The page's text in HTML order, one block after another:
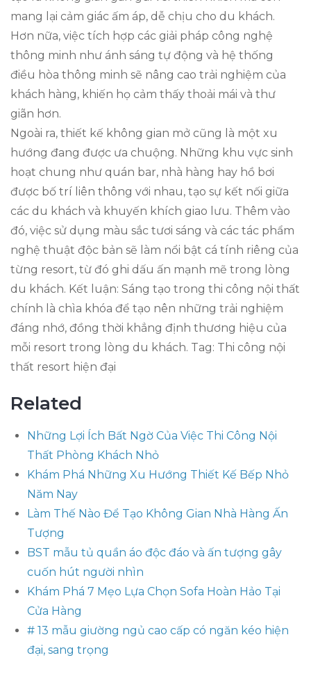
mang lại cảm giác ấm áp, dễ chịu cho du khách.
Hơn nữa, việc tích hợp các giải pháp công nghệ
thông minh như ánh sáng tự động và hệ thống
điều hòa thông minh sẽ nâng cao trải nghiệm của
khách hàng, khiến họ cảm thấy thoải mái và thư
giãn hơn.
Ngoài ra, thiết kế không gian mở cũng là một xu
hướng đang được ưa chuộng. Những khu vực sinh
hoạt chung như quán bar, nhà hàng hay hồ bơi
được bố trí liên thông với nhau, tạo sự kết nối giữa
các du khách và khuyến khích giao lưu. Thêm vào
đó, việc sử dụng màu sắc tươi sáng và các tác phẩm
nghệ thuật độc bản sẽ làm nổi bật cá tính riêng của
từng resort, từ đó ghi dấu ấn mạnh mẽ trong lòng
du khách. Kết luận: Sáng tạo trong thi công nội thất
chính là chìa khóa để tạo nên những trải nghiệm
đáng nhớ, đồng thời khẳng định thương hiệu của
mỗi resort trong lòng du khách. Tag: Thi công nội
thất resort hiện đại
Related
Những Lợi Ích Bất Ngờ Của Việc Thi Công Nội
Thất Phòng Khách Nhỏ
Khám Phá Những Xu Hướng Thiết Kế Bếp Nhỏ
Năm Nay
Làm Thế Nào Để Tạo Không Gian Nhà Hàng Ấn
Tượng
BST mẫu tủ quần áo độc đáo và ấn tượng gây
cuốn hút người nhìn
Khám Phá 7 Mẹo Lựa Chọn Sofa Hoàn Hảo Tại
Cửa Hàng
# 13 mẫu giường ngủ cao cấp có ngăn kéo hiện
đại, sang trọng